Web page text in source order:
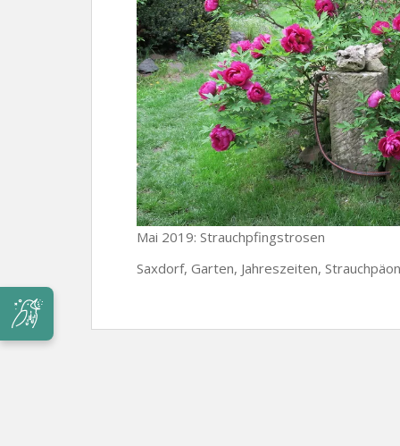
Mai 2019: Strauchpfingstrosen
Saxdorf, Garten, Jahreszeiten,